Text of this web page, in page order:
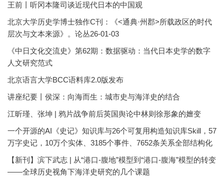
王前丨听冈本隆司谈近现代日本的中国观
北京大学历史学博士独作C刊：《<通典·州郡>所载政区的时代
层次与文本来源》。论丛26-01-03
《中日文化交流史》第62期：数据驱动：当代日本史学的数字
人文研究范式
北京语言大学BCC语料库2.0版发布
讲座纪要丨侯深：向海而生：城市史与海洋史的结合
江昕瑾、张坤 | 鸦片战争前后英国舆论中林则徐形象的嬗变
一个开源的AI《史记》知识库与26个可复用构造知识库Skill，57
万字史记，10万个实体、3185个事件、7652条关系全部结构化
【新刊】滨下武志 | 从“港口-腹地”模型到“港口-腹海”模型的转变
——全球历史视角下海洋史研究的几个课题